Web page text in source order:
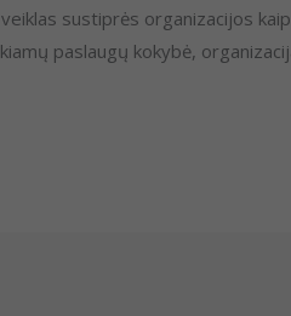
sustiprės organizacijos
paslaugų kokybė,